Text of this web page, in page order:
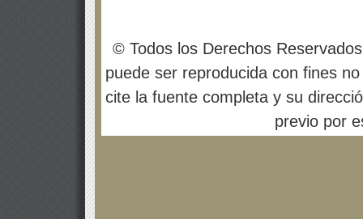
© Todos los Derechos
puede ser reproducida con fines
cite la fuente completa y su
previo por